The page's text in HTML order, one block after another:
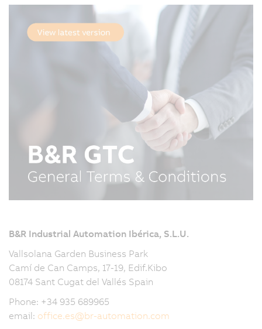
B&R Industrial Automation Ibérica, S.L.U.
Vallsolana Garden Business Park
Camí de Can Camps, 17-19, Edif.Kibo
08174 Sant Cugat del Vallés Spain
Phone: +34 935 689965
email: office.es@br-automation.com